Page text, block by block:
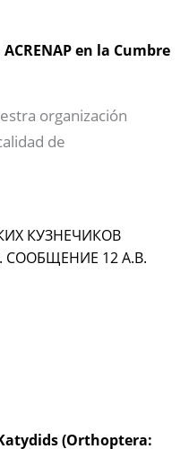
en la Cumbre
organización
de
(Orthoptera: